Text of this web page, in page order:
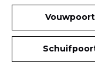
Vouwpoort